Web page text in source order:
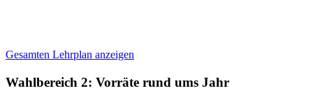
Gesamten Lehrplan anzeigen
Wahlbereich 2: Vorräte rund ums Jahr